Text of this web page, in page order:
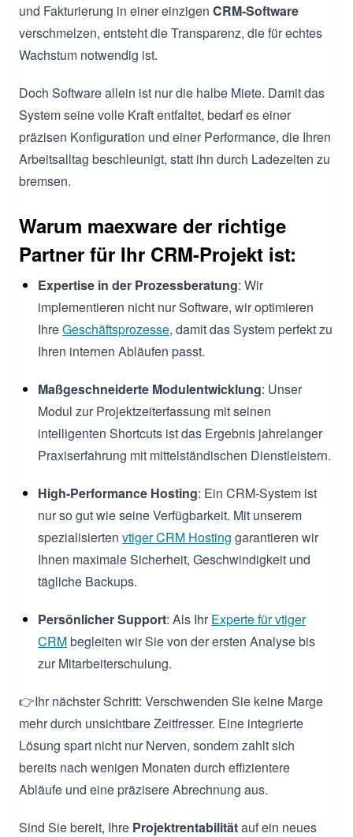
und Fakturierung in einer einzigen CRM-Software
verschmelzen, entsteht die Transparenz, die für echtes
Wachstum notwendig ist.
Doch Software allein ist nur die halbe Miete. Damit das
System seine volle Kraft entfaltet, bedarf es einer
präzisen Konfiguration und einer Performance, die Ihren
Arbeitsalltag beschleunigt, statt ihn durch Ladezeiten zu
bremsen.
Warum maexware der richtige
Partner für Ihr CRM-Projekt ist:
Expertise in der Prozessberatung: Wir
implementieren nicht nur Software, wir optimieren
IhreGeschäftsprozesse, damit das System perfekt zu
Ihren internen Abläufen passt.
Maßgeschneiderte Modulentwicklung: Unser
Modul zur Projektzeiterfassung mit seinen
intelligenten Shortcuts ist das Ergebnis jahrelanger
Praxiserfahrung mit mittelständischen Dienstleistern.
High-Performance Hosting: Ein CRM-System ist
nur so gut wie seine Verfügbarkeit. Mit unserem
spezialisierten vtiger CRM Hosting garantieren wir
Ihnen maximale Sicherheit, Geschwindigkeit und
tägliche Backups.
Persönlicher Support: Als IhrExperte für vtiger
CRMbegleiten wir Sie von der ersten Analyse bis
zur Mitarbeiterschulung.
👉Ihr nächster Schritt: Verschwenden Sie keine Marge
mehr durch unsichtbare Zeitfresser. Eine integrierte
Lösung spart nicht nur Nerven, sondern zahlt sich
bereits nach wenigen Monaten durch effizientere
Abläufe und eine präzisere Abrechnung aus.
Sind Sie bereit, Ihre Projektrentabilitätauf ein neues